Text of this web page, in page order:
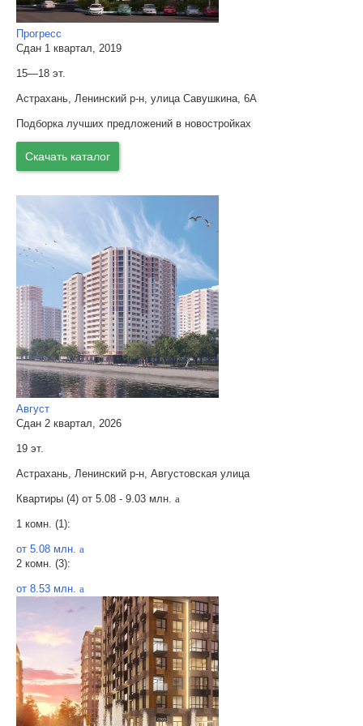
Прогресс
Сдан 1 квартал, 2019
15—18 эт.
Астрахань, Ленинский р-н, улица Савушкина, 6А
Подборка лучших предложений в новостройках
Скачать каталог
Август
Сдан 2 квартал, 2026
19 эт.
Астрахань, Ленинский р-н, Августовская улица
Квартиры (4) от 5.08 - 9.03 млн. a
1 комн. (1):
от 5.08 млн. a
2 комн. (3):
от 8.53 млн. a